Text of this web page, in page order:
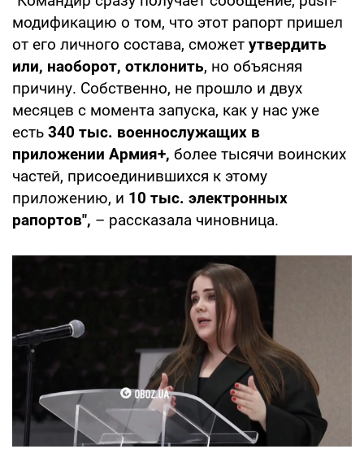
модификацию о том, что этот рапорт пришел
от его личного состава, сможет утвердить
или, наоборот, отклонить, но объясняя
причину. Собственно, не прошло и двух
месяцев с момента запуска, как у нас уже
есть 340 тыс. военнослужащих в
приложении Армия+, более тысячи воинских
частей, присоединившихся к этому
приложению, и 10 тыс. электронных
рапортов", – рассказала чиновница.